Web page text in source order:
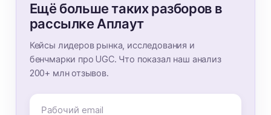
Ещё больше таких разборов в
рассылке Аплаут
Кейсы лидеров рынка, исследования и
бенчмарки про UGC. Что показал наш анализ
200+ млн отзывов.